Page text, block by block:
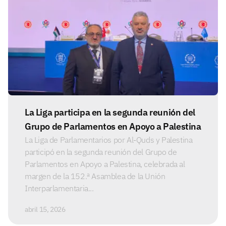
La Liga participa en la segunda reunión del
Grupo de Parlamentos en Apoyo a Palestina
La Liga de Parlamentarios por Al-Quds y Palestina
participó en la segunda reunión del Grupo de
Parlamentos en Apoyo a Palestina, celebrada al
margen de la 152.ª Asamblea de la Unión
Interparlamentaria...
abril 15, 2026